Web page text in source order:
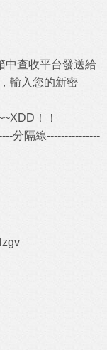
中查收平台發送給
輸入您的新密
！！
分隔線---------------